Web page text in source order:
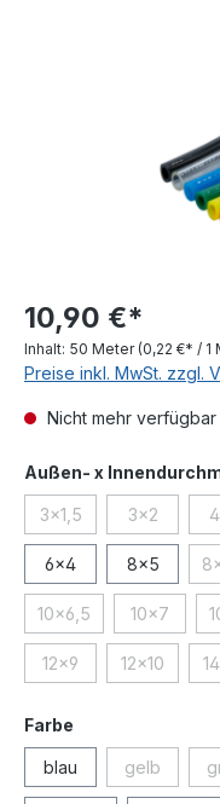
10,90 €*
Inhalt: 50 Meter (0,22 €* / 1
Preise inkl. MwSt. zzgl.
Nicht mehr verfügbar
Außen- x
3x1,5(Diese Option ist
3x2(Diese
6x4 8x5
10x6,5(Diese Option ist
10x7(Diese
12x9(Diese Option ist
12x10(Diese
Farbe
blau gelb(Diese